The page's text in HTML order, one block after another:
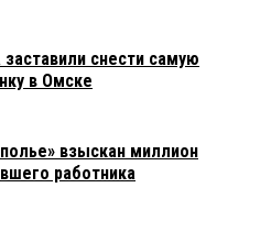
снести самую
в Омске
взыскан миллион
работника